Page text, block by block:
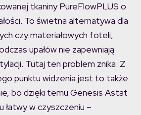
tkaniny PureFlowPLUS o
To świetna alternatywa dla
czy materiałowych foteli,
upałów nie zapewniają
Tutaj ten problem znika. Z
punktu widzenia jest to także
bo dzięki temu Genesis Astat
w czyszczeniu –